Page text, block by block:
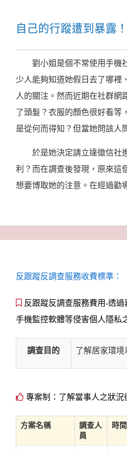
自己的行蹤遭到暴露
劉小姐是個不常使用手機
少人能夠知道她假日去了哪裡
人的關注。然而近期在社群網
了頭髮？衣服的顏色很好看等
是從何而得知？但當她問該人
於是她決定請立達徵信社
利？而在調查後發現，原來這
想要博取她的注意。在經過勸
反跟蹤反調查服務收費標準：
反跟蹤反調查服務費用-透
手機監控軟體等侵害個人隱私
調查目的 了解居家環
專案制：了解當事人之狀
方案名稱
調查人
員
時